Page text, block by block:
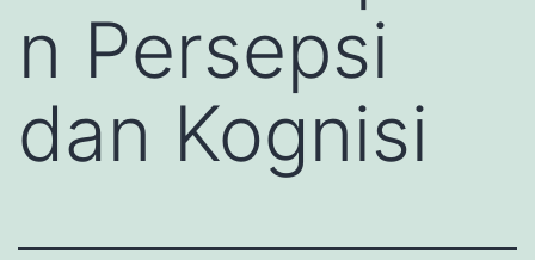
n Persepsi
dan Kognisi